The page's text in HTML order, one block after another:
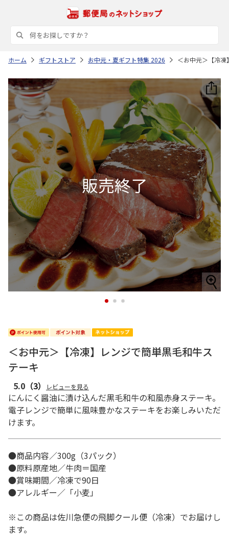
ホーム ギフトストア お中元・夏ギフト特集 2026 ＜お中元＞【冷
1 2 3
＜お中元＞【冷凍】レンジで簡単黒毛和牛ス
テーキ
5.0 （3） レビューを見る
にんにく醤油に漬け込んだ黒毛和牛の和風赤身ステーキ。
電子レンジで簡単に風味豊かなステーキをお楽しみいただ
けます。
●商品内容／300g（3パック）
●原料原産地／牛肉＝国産
●賞味期間／冷凍で90日
●アレルギー／「小麦」
※この商品は佐川急便の飛脚クール便（冷凍）でお届けし
ます。